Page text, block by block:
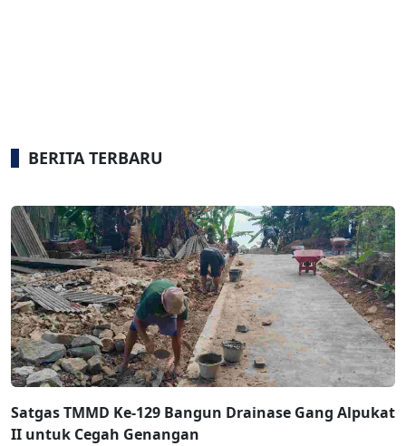
BERITA TERBARU
Satgas TMMD Ke-129 Bangun Drainase Gang Alpukat
II untuk Cegah Genangan